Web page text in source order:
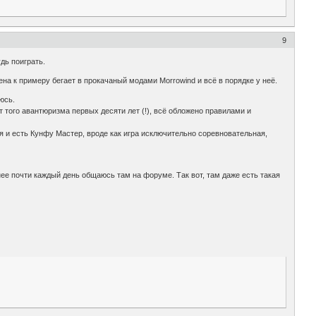
9
поиграть.
к примеру бегает в прокачаный модами Morrowind и всё в порядке у неё.
авантюризма первых десяти лет (!), всё обложено правилами и
есть Кунфу Мастер, вроде как игра исключительно соревновательная,
почти каждый день общаюсь там на форуме. Так вот, там даже есть такая